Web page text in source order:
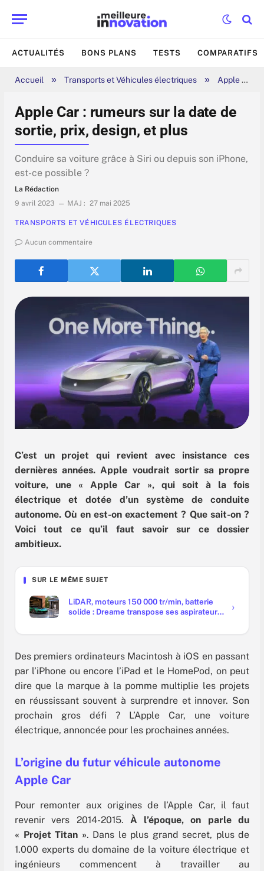
ACTUALITÉS BONS PLANS TESTS COMPARATIFS
Accueil » Transports et Véhicules électriques » Apple Car : rumeurs sur la date de sortie, prix, design, et plus
Apple Car : rumeurs sur la date de
sortie, prix, design, et plus
Conduire sa voiture grâce à Siri ou depuis son iPhone,
est-ce possible ?
La Rédaction
9 avril 2023
MAJ : 27 mai 2025
TRANSPORTS ET VÉHICULES ÉLECTRIQUES
Aucun commentaire
C’est un projet qui revient avec insistance ces
dernières années. Apple voudrait sortir sa propre
voiture, une « Apple Car », qui soit à la fois
électrique et dotée d’un système de conduite
autonome. Où en est-on exactement ? Que sait-on ?
Voici tout ce qu’il faut savoir sur ce dossier
ambitieux.
SUR LE MÊME SUJET
LiDAR, moteurs 150 000 tr/min, batterie
solide : Dreame transpose ses aspirateurs
Des premiers ordinateurs Macintosh à iOS en passant
par l’iPhone ou encore l’iPad et le HomePod, on peut
dire que la marque à la pomme multiplie les projets
en réussissant souvent à surprendre et innover. Son
prochain gros défi ? L’Apple Car, une voiture
électrique, annoncée pour les prochaines années.
L’origine du futur véhicule autonome
Apple Car
Pour remonter aux origines de l’Apple Car, il faut
revenir vers 2014-2015. À l’époque, on parle du
« Projet Titan ». Dans le plus grand secret, plus de
1.000 experts du domaine de la voiture électrique et
ingénieurs commencent à travailler au